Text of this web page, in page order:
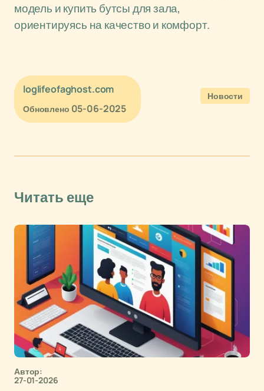
модель и купить бутсы для зала,
ориентируясь на качество и комфорт.
loglifeofaghost.com
Обновлено 05-06-2025
Новости
Читать еще
Автор:
27-01-2026